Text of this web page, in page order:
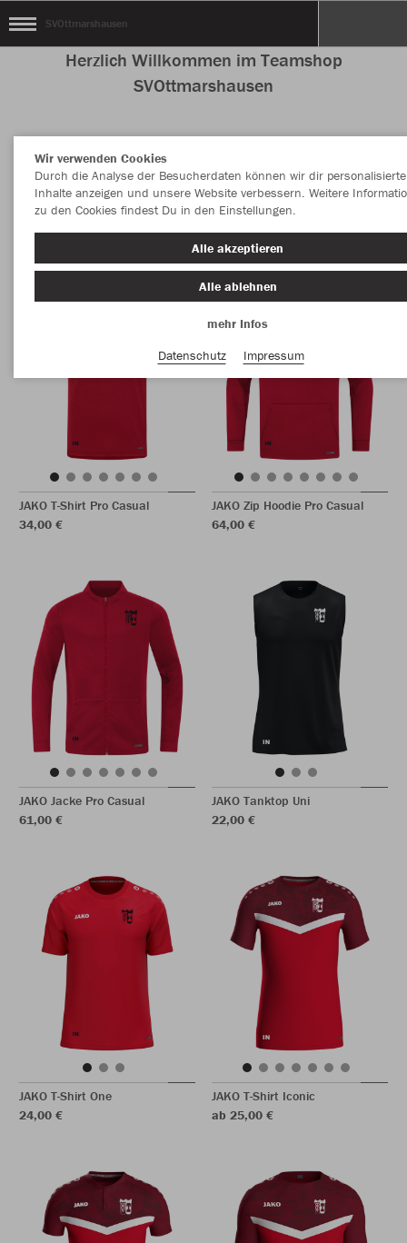
SVOttmarshausen
Herzlich Willkommen im Teamshop
SVOttmarshausen
Nachhaltig Farbe
JAKO T-Shirt Pro Casual
34,00 €
JAKO Zip Hoodie Pro Casual
64,00 €
JAKO Jacke Pro Casual
61,00 €
JAKO Tanktop Uni
22,00 €
JAKO T-Shirt One
24,00 €
JAKO T-Shirt Iconic
ab 25,00 €
Wir verwenden Cookies
Durch die Analyse der Besucherdaten können wir dir personalisierte
Inhalte anzeigen und unsere Website verbessern. Weitere
zu den Cookies findest Du in den Einstellungen.
Alle akzeptieren
Alle ablehnen
mehr Infos
Datenschutz
Impressum